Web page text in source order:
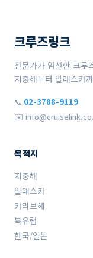
크루즈링크
전문가가 엄선한 크루
지중해부터 알래스카
📞 02-3788-9119
✉️
목적지
지중해
알래스카
카리브해
북유럽
한국/일본